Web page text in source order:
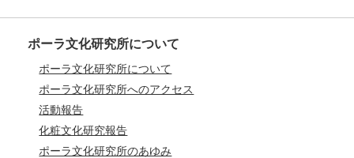
ポーラ文化研究所について
ポーラ文化研究所について
ポーラ文化研究所へのアクセス
活動報告
化粧文化研究報告
ポーラ文化研究所のあゆみ